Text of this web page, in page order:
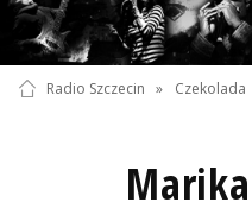
Radio Szczecin » Czekolada